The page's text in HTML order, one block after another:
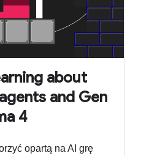
about
and Gen
4
opartą na AI grę